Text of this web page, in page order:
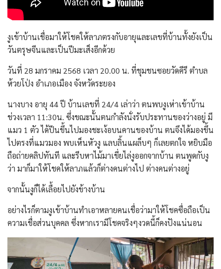
งูเข้าบ้านเชื่อมาให้โชคให้ลาภตรงกับอายุและเลขที่บ้านทั้งยังเป็น
วันตรุษจีนและเป็นปีมะเส็งอีกด้วย
วันที่ 28 มกราคม 2568 เวลา 20.00 น. ที่ชุมชนซอยวัดคีรี ตำบล
ห้วยโป่ง อำเภอเมือง จังหวัดระยอง
นางบาง อายุ 44 ปี บ้านเลขที่ 24/4 เล่าว่า ตนพบงูเห่าเข้าบ้าน
ช่วงเวลา 11:30น. ซึ่งขณะนั้นตนกำลังนั่งรับประทานของว่างอยู่ มี
แมว 1 ตัว ได้ปีนขึ้นไปมองชะเง้อบนคานของบ้าน ตนจึงได้มองขึ้น
ไปตรงที่แมวมอง พบเห็นหัวงู แลบลิ้นแผล็บๆ ก็เลยตกใจ หยิบมือ
ถือถ่ายคลิปทันที และรีบหาไม้มาเขี่ยไล่งูออกจากบ้าน ตนพูดกับงู
ว่า มาก็มาให้โชคให้ลาภแล้วก็ต่างคนต่างไป ต่างคนต่างอยู่
จากนั้นงูก็ได้เลื้อยไปยังข้างบ้าน
อย่างไรก็ตามงูเข้าบ้านทำเอาหลายคนเชื่อว่ามาให้โชคซื่อถือเป็น
ความเชื่อส่วนบุคคล ซึ่งหากเรามีโชคจริงๆงวดนี้ก็คงปังแน่นอน